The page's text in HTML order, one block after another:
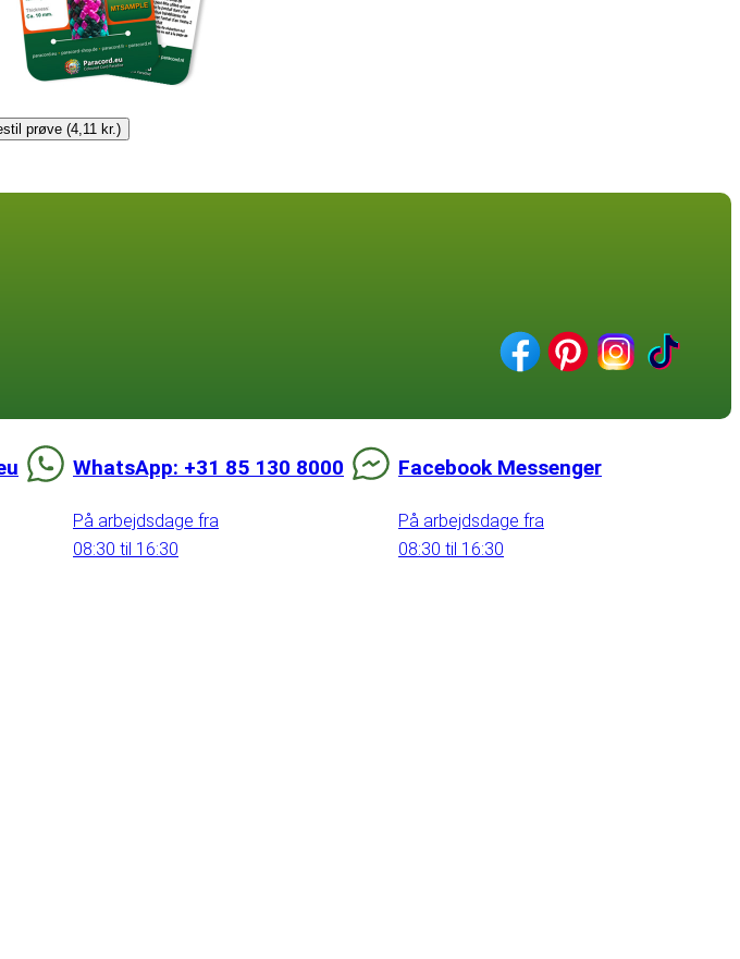
prøve (4,11 kr.)
WhatsApp: +31 85 130 8000
På arbejdsdage fra
08:30 til 16:30
Facebook Messenger
På arbejdsdage fra
08:30 til 16:30